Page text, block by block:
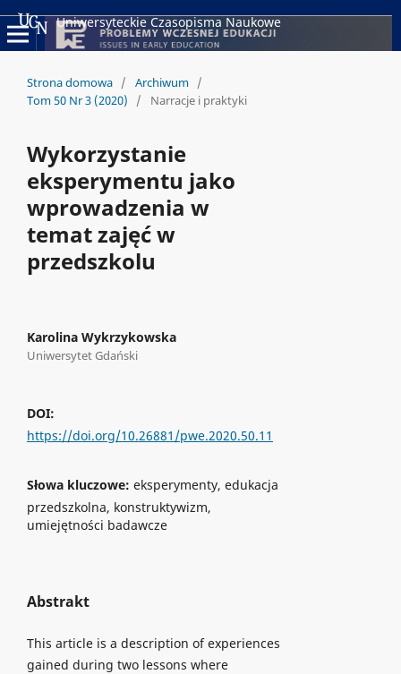
Uniwersyteckie Czasopisma Naukowe
Strona domowa / Archiwum /
Tom 50 Nr 3 (2020)
/ Narracje i praktyki
Wykorzystanie
eksperymentu jako
wprowadzenia w
temat zajęć w
przedszkolu
Karolina Wykrzykowska
Uniwersytet Gdański
DOI:
https://doi.org/10.26881/pwe.2020.50.11
Słowa kluczowe: eksperymenty, edukacja
przedszkolna, konstruktywizm,
umiejętności badawcze
Abstrakt
This article is a description of experiences
gained during two lessons where